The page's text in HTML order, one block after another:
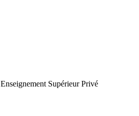
Enseignement Supérieur Privé